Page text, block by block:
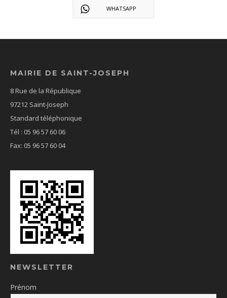
WHATSAPP
MAIRIE DE SAINT-JOSEPH
8 Rue de la République
97212 Saint-Joseph
Standard téléphonique
Tél : 05 96 57 60 06
Fax: 05 96 57 60 04
NEWSLETTER
Prénom